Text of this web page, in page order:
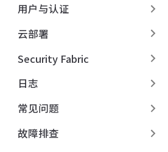
用户与认证
云部署
Security Fabric
日志
常见问题
故障排查